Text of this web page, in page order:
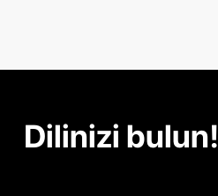
Dilinizi bulun!